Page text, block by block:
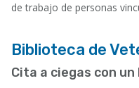
de trabajo de personas
Biblioteca de
Cita a ciegas con un